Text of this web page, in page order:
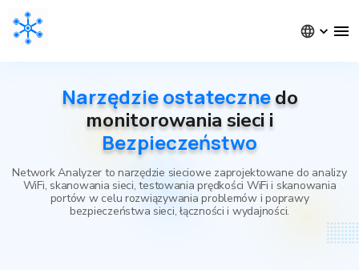
Narzędzie ostatecznedo
monitorowania sieci i
Bezpieczeństwo
Network Analyzer to narzędzie sieciowe zaprojektowane do analizy
WiFi, skanowania sieci, testowania prędkości WiFi i skanowania
portów w celu rozwiązywania problemów i poprawy
bezpieczeństwa sieci, łączności i wydajności.